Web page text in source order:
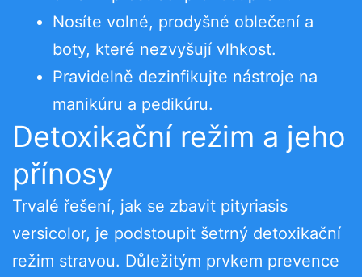
Nosíte volné, prodyšné oblečení a
boty, které nezvyšují vlhkost.
Pravidelně dezinfikujte nástroje na
manikúru a pedikúru.
Detoxikační režim a jeho
přínosy
Trvalé řešení, jak se zbavit pityriasis
versicolor, je podstoupit šetrný detoxikační
režim stravou. Důležitým prvkem prevence